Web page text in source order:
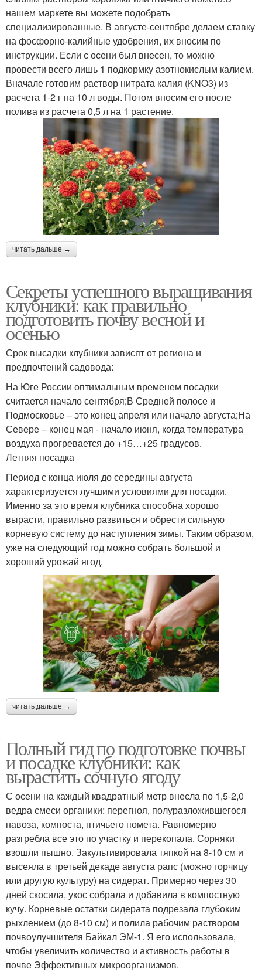
нашем маркете вы можете подобрать
специализированные. В августе-сентябре делаем ставку
на фосфорно-калийные удобрения, их вносим по
инструкции. Если с осени был внесен, то можно
провести всего лишь 1 подкормку азотнокислым калием.
Вначале готовим раствор нитрата калия (KNO3) из
расчета 1-2 г на 10 л воды. Потом вносим его после
полива из расчета 0,5 л на 1 растение.
читать дальше →
Секреты успешного выращивания
клубники: как правильно
подготовить почву весной и
осенью
Срок высадки клубники зависят от региона и
предпочтений садовода:
На Юге России оптимальным временем посадки
считается начало сентября;В Средней полосе и
Подмосковье – это конец апреля или начало августа;На
Севере – конец мая - начало июня, когда температура
воздуха прогревается до +15…+25 градусов.
Летняя посадка
Период с конца июля до середины августа
характеризуется лучшими условиями для посадки.
Именно за это время клубника способна хорошо
вырасти, правильно развиться и обрести сильную
корневую систему до наступления зимы. Таким образом,
уже на следующий год можно собрать большой и
хороший урожай ягод.
читать дальше →
Полный гид по подготовке почвы
и посадке клубники: как
вырастить сочную ягоду
С осени на каждый квадратный метр внесла по 1,5-2,0
ведра смеси органики: перегноя, полуразложившегося
навоза, компоста, птичьего помета. Равномерно
разгребла все это по участку и перекопала. Сорняки
взошли пышно. Закультивировала тяпкой на 8-10 см и
высеяла в третьей декаде августа рапс (можно горчицу
или другую культуру) на сидерат. Примерно через 30
дней скосила, укос собрала и добавила в компостную
кучу. Корневые остатки сидерата подрезала глубоким
рыхлением (до 8-10 см) и полила рабочим раствором
почвоулучшителя Байкал ЭМ-1. Я его использовала,
чтобы увеличить количество и активность работы в
почве Эффективных микроорганизмов.